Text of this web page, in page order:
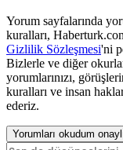
Yorum sayfalarında
kuralları,
Gizlilik Sözleşmesi'ni
Bizlerle ve diğer
yorumlarınızı,
kuralları ve insan
ederiz.
Yorumları okudum